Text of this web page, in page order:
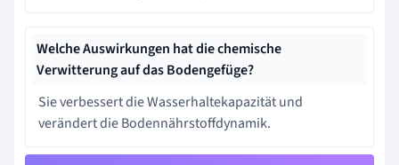
Welche Auswirkungen hat die chemische
Verwitterung auf das Bodengefüge?
Sie verbessert die Wasserhaltekapazität und
verändert die Bodennährstoffdynamik.